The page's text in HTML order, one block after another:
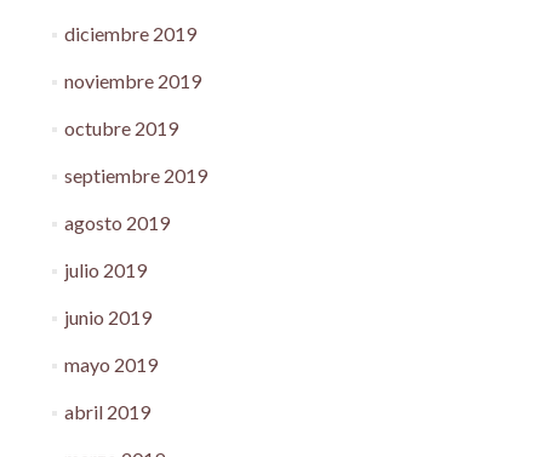
diciembre 2019
noviembre 2019
octubre 2019
septiembre 2019
agosto 2019
julio 2019
junio 2019
mayo 2019
abril 2019